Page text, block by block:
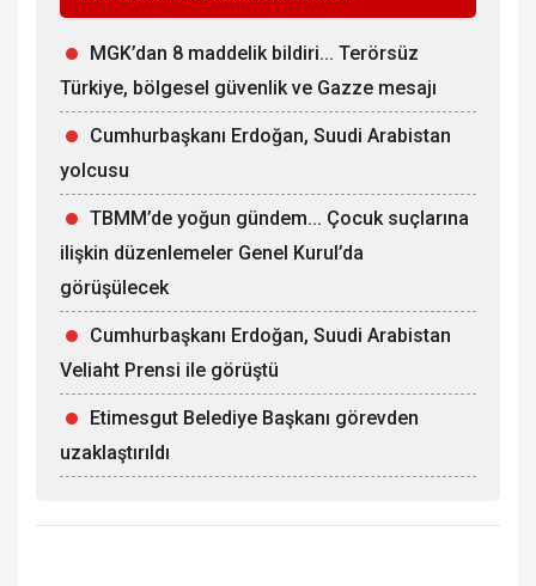
MGK’dan 8 maddelik bildiri... Terörsüz
Türkiye, bölgesel güvenlik ve Gazze mesajı
Cumhurbaşkanı Erdoğan, Suudi Arabistan
yolcusu
TBMM’de yoğun gündem... Çocuk suçlarına
ilişkin düzenlemeler Genel Kurul’da
görüşülecek
Cumhurbaşkanı Erdoğan, Suudi Arabistan
Veliaht Prensi ile görüştü
Etimesgut Belediye Başkanı görevden
uzaklaştırıldı